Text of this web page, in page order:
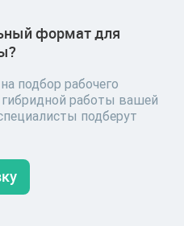
формат для
подбор рабочего
работы вашей
подберут